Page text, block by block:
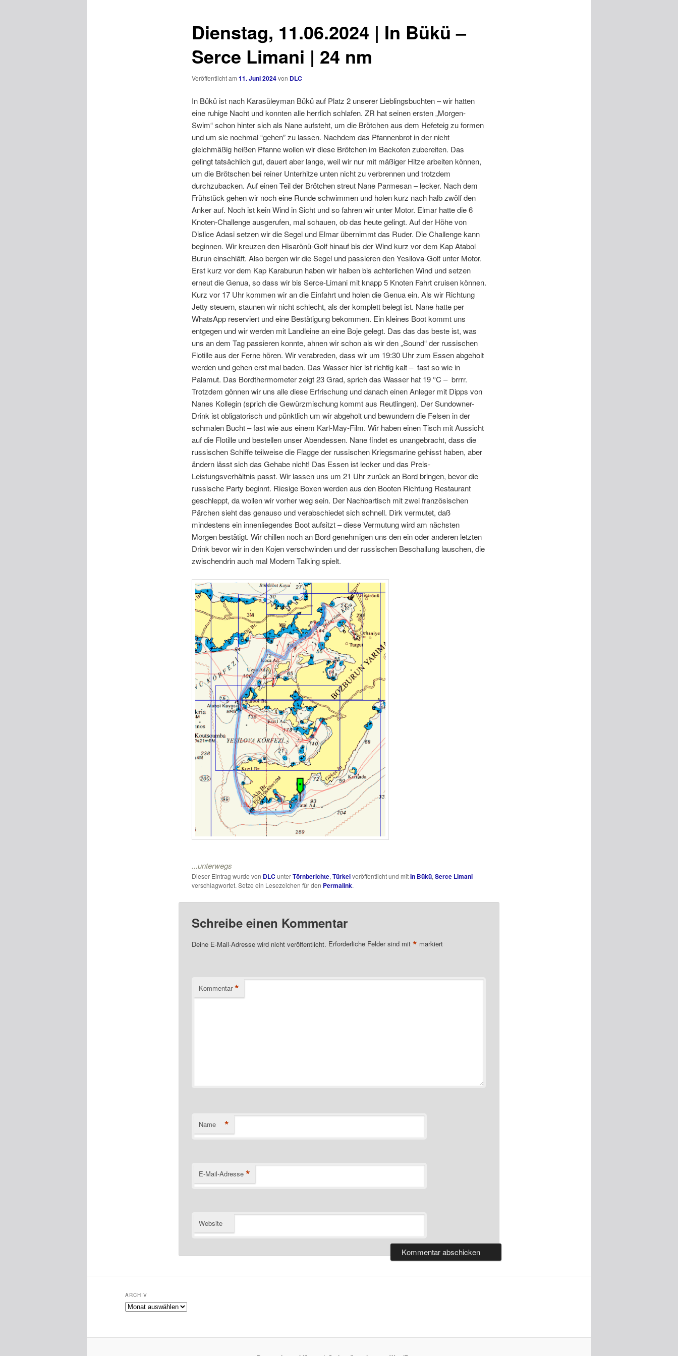
Dienstag, 11.06.2024 | In Bükü –
Serce Limani | 24 nm
Veröffentlicht am 11. Juni 2024von DLC
In Bükü ist nach Karasüleyman Bükü auf Platz 2 unserer Lieblingsbuchten – wir hatten
eine ruhige Nacht und konnten alle herrlich schlafen. ZR hat seinen ersten „Morgen-
Swim“ schon hinter sich als Nane aufsteht, um die Brötchen aus dem Hefeteig zu formen
und um sie nochmal “gehen” zu lassen. Nachdem das Pfannenbrot in der nicht
gleichmäßig heißen Pfanne wollen wir diese Brötchen im Backofen zubereiten. Das
gelingt tatsächlich gut, dauert aber lange, weil wir nur mit mäßiger Hitze arbeiten können,
um die Brötschen bei reiner Unterhitze unten nicht zu verbrennen und trotzdem
durchzubacken. Auf einen Teil der Brötchen streut Nane Parmesan – lecker. Nach dem
Frühstück gehen wir noch eine Runde schwimmen und holen kurz nach halb zwölf den
Anker auf. Noch ist kein Wind in Sicht und so fahren wir unter Motor. Elmar hatte die 6
Knoten-Challenge ausgerufen, mal schauen, ob das heute gelingt. Auf der Höhe von
Dislice Adasi setzen wir die Segel und Elmar übernimmt das Ruder. Die Challenge kann
beginnen. Wir kreuzen den Hisarönü-Golf hinauf bis der Wind kurz vor dem Kap Atabol
Burun einschläft. Also bergen wir die Segel und passieren den Yesilova-Golf unter Motor.
Erst kurz vor dem Kap Karaburun haben wir halben bis achterlichen Wind und setzen
erneut die Genua, so dass wir bis Serce-Limani mit knapp 5 Knoten Fahrt cruisen können.
Kurz vor 17 Uhr kommen wir an die Einfahrt und holen die Genua ein. Als wir Richtung
Jetty steuern, staunen wir nicht schlecht, als der komplett belegt ist. Nane hatte per
WhatsApp reserviert und eine Bestätigung bekommen. Ein kleines Boot kommt uns
entgegen und wir werden mit Landleine an eine Boje gelegt. Das das das beste ist, was
uns an dem Tag passieren konnte, ahnen wir schon als wir den „Sound“ der russischen
Flotille aus der Ferne hören. Wir verabreden, dass wir um 19:30 Uhr zum Essen abgeholt
werden und gehen erst mal baden. Das Wasser hier ist richtig kalt – fast so wie in
Palamut. Das Bordthermometer zeigt 23 Grad, sprich das Wasser hat 19 °C – brrrr.
Trotzdem gönnen wir uns alle diese Erfrischung und danach einen Anleger mit Dipps von
Nanes Kollegin (sprich die Gewürzmischung kommt aus Reutlingen). Der Sundowner-
Drink ist obligatorisch und pünktlich um wir abgeholt und bewundern die Felsen in der
schmalen Bucht – fast wie aus einem Karl-May-Film. Wir haben einen Tisch mit Aussicht
auf die Flotille und bestellen unser Abendessen. Nane findet es unangebracht, dass die
russischen Schiffe teilweise die Flagge der russischen Kriegsmarine gehisst haben, aber
ändern lässt sich das Gehabe nicht! Das Essen ist lecker und das Preis-
Leistungsverhältnis passt. Wir lassen uns um 21 Uhr zurück an Bord bringen, bevor die
russische Party beginnt. Riesige Boxen werden aus den Booten Richtung Restaurant
geschleppt, da wollen wir vorher weg sein. Der Nachbartisch mit zwei französischen
Pärchen sieht das genauso und verabschiedet sich schnell. Dirk vermutet, daß
mindestens ein innenliegendes Boot aufsitzt – diese Vermutung wird am nächsten
Morgen bestätigt. Wir chillen noch an Bord genehmigen uns den ein oder anderen letzten
Drink bevor wir in den Kojen verschwinden und der russischen Beschallung lauschen, die
zwischendrin auch mal Modern Talking spielt.
...unterwegs
Dieser Eintrag wurde von DLC unterTörnberichte, Türkeiveröffentlicht und mitIn Bükü, Serce Limani
verschlagwortet. Setze ein Lesezeichen für den Permalink.
Schreibe einen Kommentar
Deine E-Mail-Adresse wird nicht veröffentlicht. Erforderliche Felder sind mit * markiert
Kommentar *
Name *
E-Mail-Adresse *
Website
ARCHIV
Archiv